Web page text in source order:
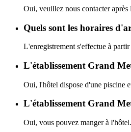
Oui, veuillez nous contacter après
Quels sont les horaires
L'enregistrement s'effectue à
L'établissement Grand
Oui, l'hôtel dispose d'une piscine
L'établissement Grand
Oui, vous pouvez manger à l'hôtel.